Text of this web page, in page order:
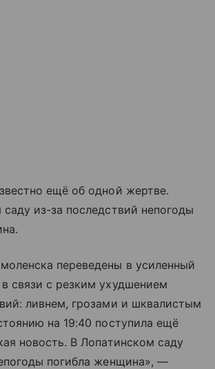
ещё об одной жертве.
из-за последствий непогоды
переведены в усиленный
связи с резким ухудшением
ливнем, грозами и шквалистым
на 19:40 поступила ещё
новость. В Лопатинском саду
погибла женщина», —